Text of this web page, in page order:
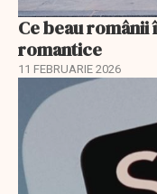
Ce beau
romantice
11 FEBRUARIE 2026